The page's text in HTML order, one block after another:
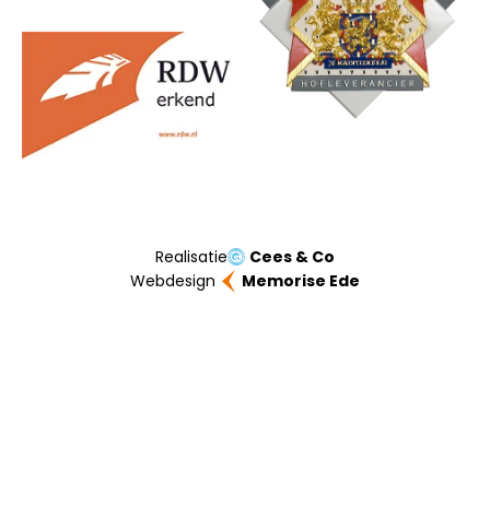
Realisatie
Cees & Co
Webdesign
Memorise Ede